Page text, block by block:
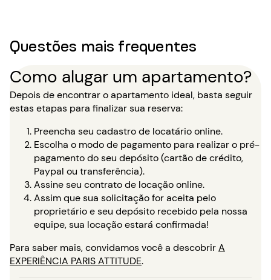
Questões mais frequentes
Como alugar um apartamento?
Depois de encontrar o apartamento ideal, basta seguir
estas etapas para finalizar sua reserva:
Preencha seu cadastro de locatário online.
Escolha o modo de pagamento para realizar o pré-
pagamento do seu depósito (cartão de crédito,
Paypal ou transferência).
Assine seu contrato de locação online.
Assim que sua solicitação for aceita pelo
proprietário e seu depósito recebido pela nossa
equipe, sua locação estará confirmada!
Para saber mais, convidamos você a descobrirA
EXPERIÊNCIA PARIS ATTITUDE.